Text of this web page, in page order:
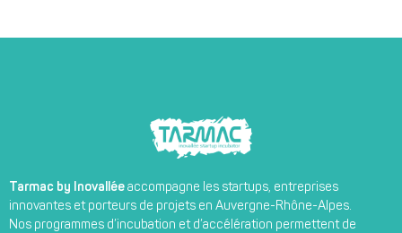
Tarmac by Inovallée accompagne les startups, entreprises
innovantes et porteurs de projets en Auvergne-Rhône-Alpes.
Nos programmes d’incubation et d’accélération permettent de